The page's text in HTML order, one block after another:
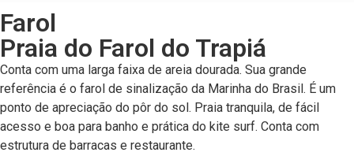
Farol
Praia do Farol do Trapiá
Conta com uma larga faixa de areia dourada. Sua grande
referência é o farol de sinalização da Marinha do Brasil. É um
ponto de apreciação do pôr do sol. Praia tranquila, de fácil
acesso e boa para banho e prática do kite surf. Conta com
estrutura de barracas e restaurante.